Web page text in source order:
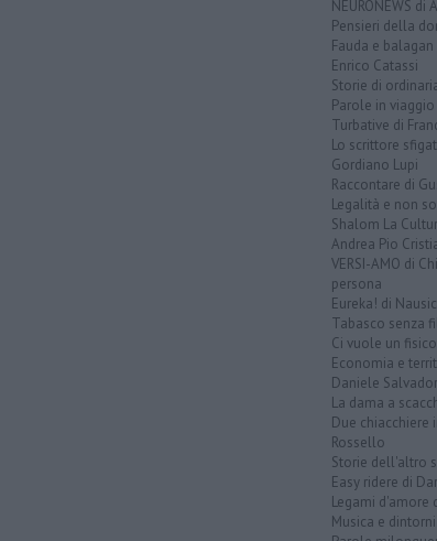
NEURONEWS
Pensieri della
Fauda e
Enrico Catassi
Storie di
Parole in
Turbative di
Lo scrittore
Gordiano Lupi
Raccontare di
Legalità e non
Shalom La
Andrea Pio
VERSI-AMO di
persona
Eureka! di
Tabasco senza
Ci vuole un
Economia e
Daniele
La dama a
Due chiacchiere
Rossello
Storie dell'altro
Easy ridere di
Legami d'amore
Musica e